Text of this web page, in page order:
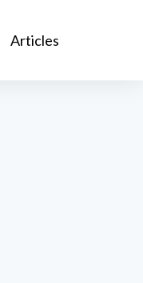
Articles